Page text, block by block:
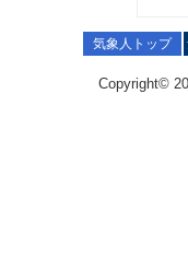
気象人トップ
Copyright©